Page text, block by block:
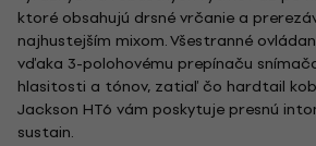
ktoré obsahujú drsné vrčanie a
najhustejším mixom. Všestranné
vďaka 3-polohovému prepínaču
hlasitosti a tónov, zatiaľ čo hardtail
Jackson HT6 vám poskytuje presnú
sustain.